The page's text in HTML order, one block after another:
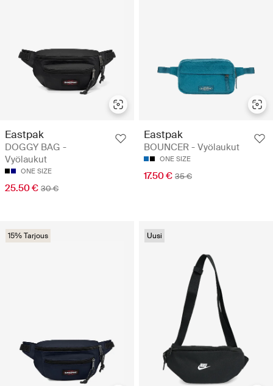
Eastpak
DOGGY BAG -
Vyölaukut
ONE SIZE
25.50 € 30 €
Eastpak
BOUNCER - Vyölaukut
ONE SIZE
17.50 € 35 €
15% Tarjous Uusi